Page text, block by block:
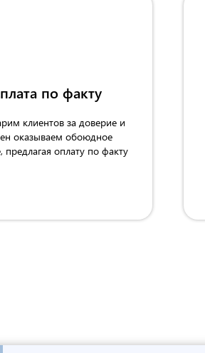
по факту
клиентов за доверие и
оказываем обоюдное
предлагая оплату по факту